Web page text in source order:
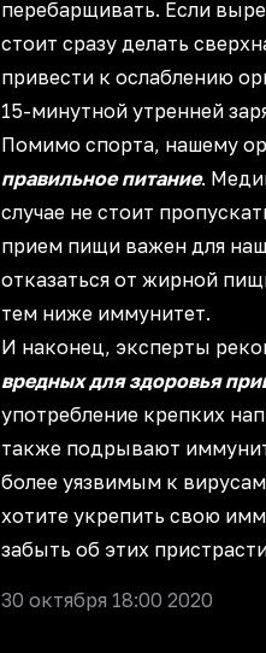
перебарщивать. Если
стоит сразу делать
привести к ослаблению
15-минутной утренней
Помимо спорта, нашему
правильное питание.
случае не стоит
прием пищи важен для
отказаться от жирной
тем ниже иммунитет.
И наконец, эксперты
вредных для здоровья
употребление крепких
также подрывают
более уязвимым к
хотите укрепить свою
забыть об этих
30 октября 18:00 2020